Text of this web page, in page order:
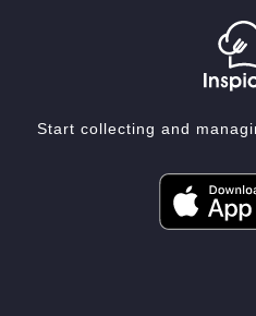
Start collecting and